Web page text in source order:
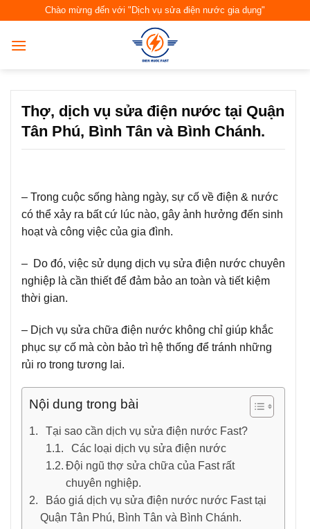
content
Chào mừng đến với "Dịch vụ sửa điện nước gia dụng"
Thợ, dịch vụ sửa điện nước tại Quận
Tân Phú, Bình Tân và Bình Chánh.
– Trong cuộc sống hàng ngày, sự cố về điện & nước
có thể xảy ra bất cứ lúc nào, gây ảnh hưởng đến sinh
hoạt và công việc của gia đình.
– Do đó, việc sử dụng dịch vụ sửa điện nước chuyên
nghiệp là cần thiết để đảm bảo an toàn và tiết kiệm
thời gian.
– Dịch vụ sửa chữa điện nước không chỉ giúp khắc
phục sự cố mà còn bảo trì hệ thống để tránh những
rủi ro trong tương lai.
Nội dung trong bài
Tại sao cần dịch vụ sửa điện nước Fast?
Các loại dịch vụ sửa điện nước
Đội ngũ thợ sửa chữa của Fast rất
chuyên nghiệp.
Báo giá dịch vụ sửa điện nước nước Fast tại
Quận Tân Phú, Bình Tân và Bình Chánh.